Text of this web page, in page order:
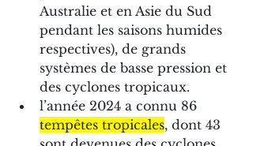
Australie et en Asie du Sud
pendant les saisons humides
respectives), de grands
systèmes de basse pression et
des cyclones tropicaux.
l’année 2024 a connu 86
tempêtes tropicales, dont 43